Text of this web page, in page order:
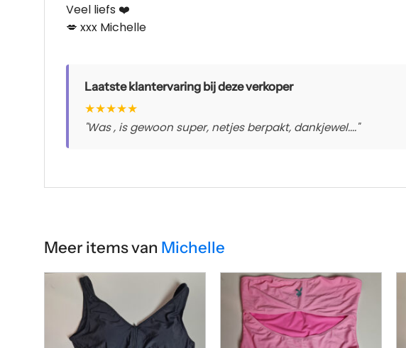
Veel liefs ❤️
💋 xxx Michelle
Laatste klantervaring bij deze verkoper
★★★★★
"Was , is gewoon super, netjes berpakt, dankjewel...."
Meer items van Michelle